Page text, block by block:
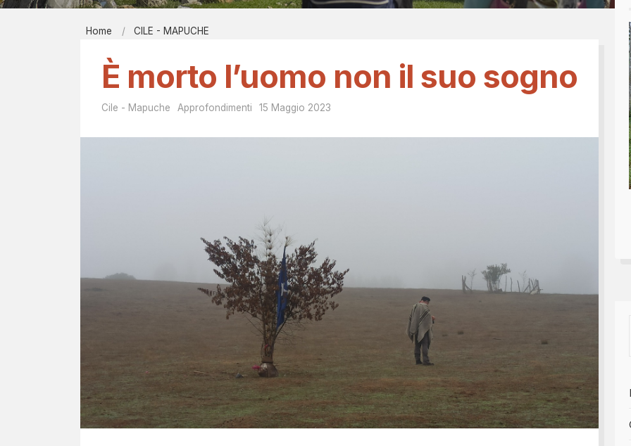
Contatti
Tesseramento 2026
Shop online: magliette,
Home CILE - MAPUCHE
È morto l’uomo non il suo sogno
Cile - Mapuche Approfondimenti 15 Maggio 2023